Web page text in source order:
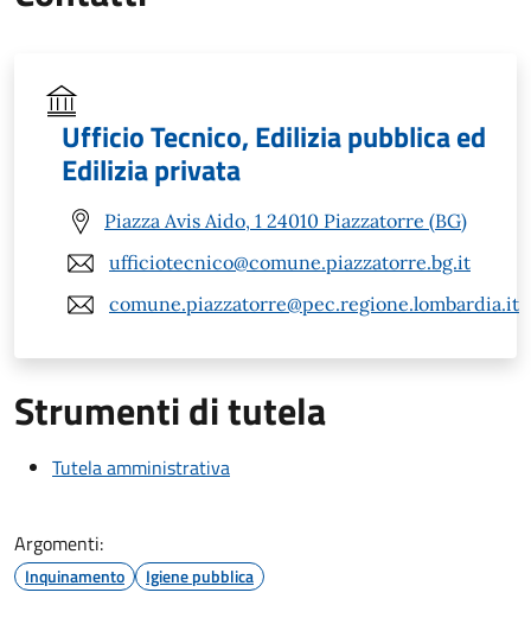
Ufficio Tecnico, Edilizia pubblica ed
Edilizia privata
Piazza Avis Aido, 1 24010 Piazzatorre (BG)
ufficiotecnico@comune.piazzatorre.bg.it
comune.piazzatorre@pec.regione.lombardia.it
Strumenti di tutela
Tutela amministrativa
Argomenti:
Inquinamento Igiene pubblica